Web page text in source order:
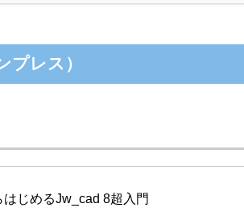
レス）
じめるJw_cad 8超入門